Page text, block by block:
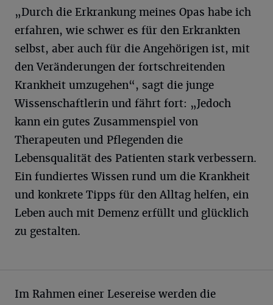
„Durch die Erkrankung meines Opas habe ich
erfahren, wie schwer es für den Erkrankten
selbst, aber auch für die Angehörigen ist, mit
den Veränderungen der fortschreitenden
Krankheit umzugehen“, sagt die junge
Wissenschaftlerin und fährt fort: „Jedoch
kann ein gutes Zusammenspiel von
Therapeuten und Pflegenden die
Lebensqualität des Patienten stark verbessern.
Ein fundiertes Wissen rund um die Krankheit
und konkrete Tipps für den Alltag helfen, ein
Leben auch mit Demenz erfüllt und glücklich
zu gestalten.
Im Rahmen einer Lesereise werden die